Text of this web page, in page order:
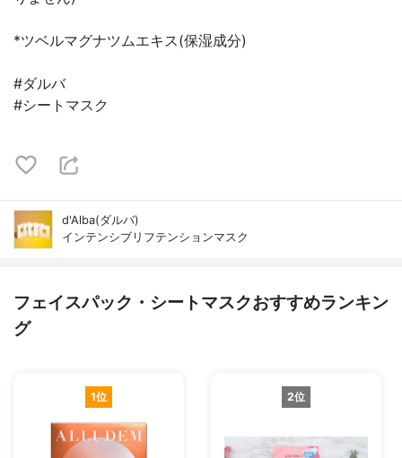
*ツベルマグナツムエキス(保湿成分)
#ダルバ
#シートマスク
d'Alba(ダルバ)
インテンシブリフテンションマスク
フェイスパック・シートマスクおすすめランキン
グ
1位 2位